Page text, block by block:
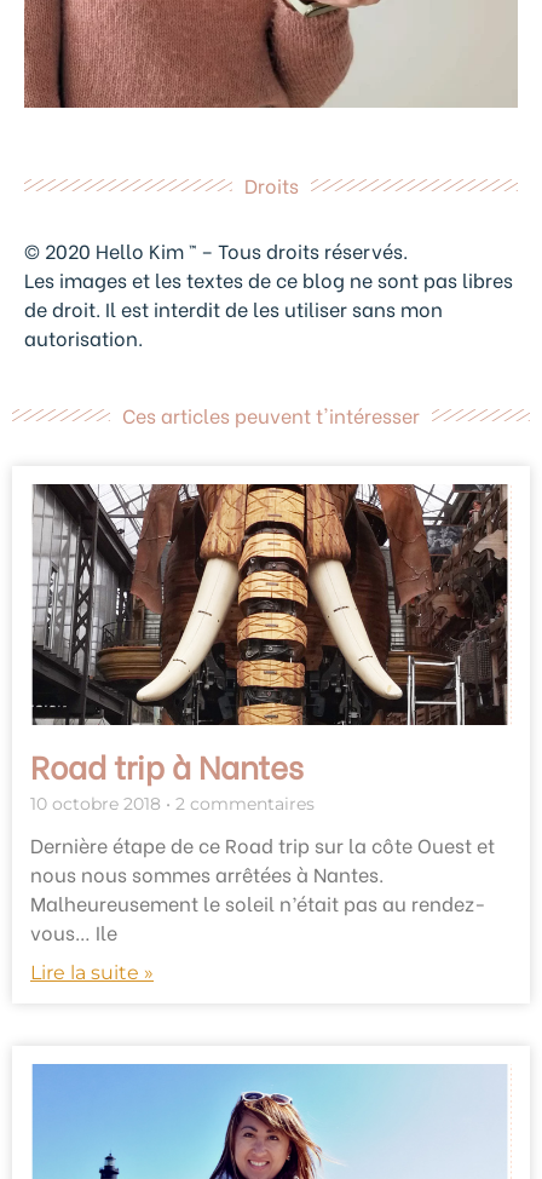
Droits
© 2020 Hello Kim ™ – Tous droits réservés.
Les images et les textes de ce blog ne sont pas libres
de droit. Il est interdit de les utiliser sans mon
autorisation.
Ces articles peuvent t'intéresser
Road trip à Nantes
10 octobre 2018 2 commentaires
Dernière étape de ce Road trip sur la côte Ouest et
nous nous sommes arrêtées à Nantes.
Malheureusement le soleil n’était pas au rendez-
vous… Ile
Lire la suite »